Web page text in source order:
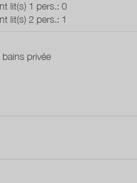
lit(s) 1 pers.: 0
lit(s) 2 pers.: 1
bains privée